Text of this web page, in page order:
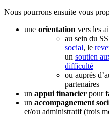
Nous pourrons ensuite vous
une orientation vers les
au sein du
social, le
un soutien
difficulté
ou auprès
partenaires
un appui financier pour
un accompagnement
et/ou administratif (trois